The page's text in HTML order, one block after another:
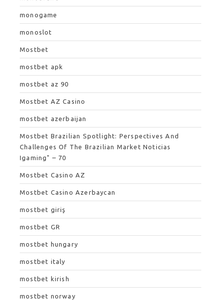
monogame
monoslot
Mostbet
mostbet apk
mostbet az 90
Mostbet AZ Casino
mostbet azerbaijan
Mostbet Brazilian Spotlight: Perspectives And
Challenges Of The Brazilian Market Noticias
Igaming" – 70
Mostbet Casino AZ
Mostbet Casino Azerbaycan
mostbet giriş
mostbet GR
mostbet hungary
mostbet italy
mostbet kirish
mostbet norway